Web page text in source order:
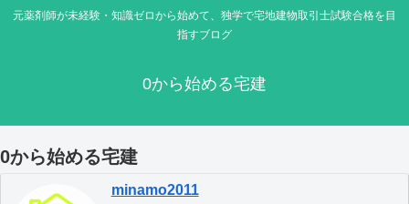
元薬剤師が未経験・知識ゼロから始めて、独学で宅地建物取引士試験合格を目
指すブログ
0から始める宅建
0から始める宅建
minamo2011